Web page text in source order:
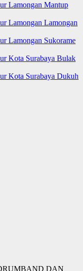
Lamongan Mantup
Lamongan Lamongan
Lamongan Sukorame
Kota Surabaya Bulak
Kota Surabaya Dukuh
DAN